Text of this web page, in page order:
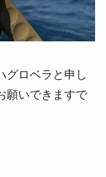
グロベラと申し
願いできますで